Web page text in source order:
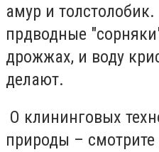
амур и
прдводные
дрожжах, и воду
делают.
О клининговых
природы –